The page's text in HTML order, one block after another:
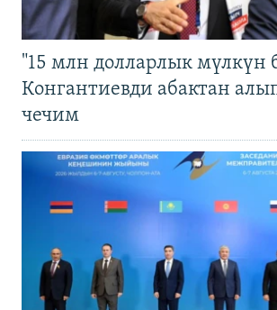
"15 млн долларлык мүлкүн
Конгантиевди абактан
чечим